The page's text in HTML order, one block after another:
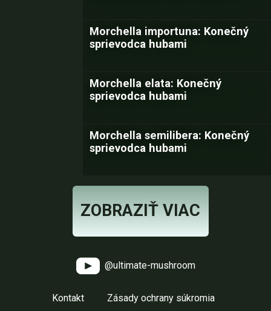
Morchella importuna: Konečný
sprievodca hubami
Morchella elata: Konečný
sprievodca hubami
Morchella semilibera: Konečný
sprievodca hubami
ZOBRAZIŤ VIAC
@ultimate-mushroom
Kontakt Zásady ochrany súkromia